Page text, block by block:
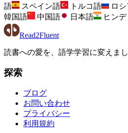
語
スペイン語 トルコ語 ロ
韓国語
中国語 日本語 ヒン
Read2Fluent
読書への愛を、語学学習に変えまし
探索
ブログ
お問い合わせ
プライバシー
利用規約